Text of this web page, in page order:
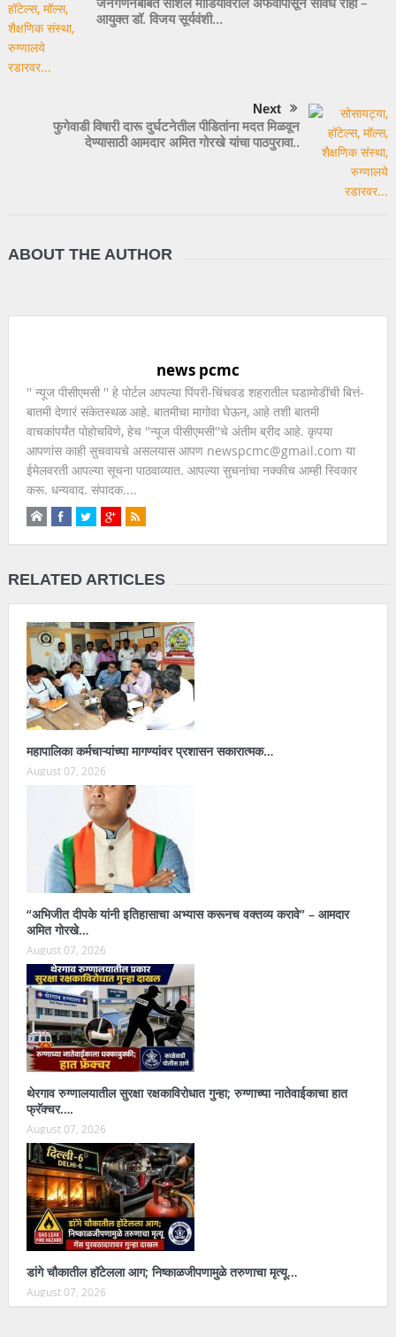
आयुक्त डॉ. विजय सूर्यवंशी…
Next
फुगेवाडी विषारी दारू दुर्घटनेतील पीडितांना मदत मिळवून
देण्यासाठी आमदार अमित गोरखे यांचा पाठपुरावा..
ABOUT THE AUTHOR
news pcmc
'' न्यूज पीसीएमसी '' हे पोर्टल आपल्या पिंपरी-चिंचवड शहरातील घडामोडींची बित्तं-
बातमी देणारं संकेतस्थळ आहे. बातमीचा मागोवा घेऊन, आहे तशी बातमी
वाचकांपर्यंत पोहोचविणे, हेच ''न्यूज पीसीएमसी''चे अंतीम ब्रीद आहे. कृपया
आपणांस काही सुचवायचे असलयास आपण newspcmc@gmail.com या
ईमेलवरती आपल्या सूचना पाठवाव्यात. आपल्या सुचनांचा नक्कीच आम्ही स्विकार
करू. धन्यवाद. संपादक....
RELATED ARTICLES
महापालिका कर्मचाऱ्यांच्या मागण्यांवर प्रशासन सकारात्मक…
August 07, 2026
“अभिजीत दीपके यांनी इतिहासाचा अभ्यास करूनच वक्तव्य करावे” – आमदार
अमित गोरखे…
August 07, 2026
थेरगाव रुग्णालयातील सुरक्षा रक्षकाविरोधात गुन्हा; रुग्णाच्या नातेवाईकाचा हात
फ्रॅक्चर….
August 07, 2026
डांगे चौकातील हॉटेलला आग; निष्काळजीपणामुळे तरुणाचा मृत्यू…
August 07, 2026